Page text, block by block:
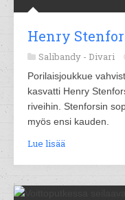
Henry
Salibandy - Divari
Porilaisjoukkue
kasvatti Henry
riveihin. Stenforsin
myös ensi kauden.
Lue lisää